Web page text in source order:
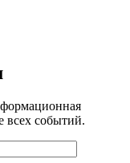
всех событий.